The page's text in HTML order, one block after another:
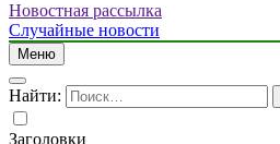
Новостная рассылка
Случайные новости
Меню
Найти:
Заголовки